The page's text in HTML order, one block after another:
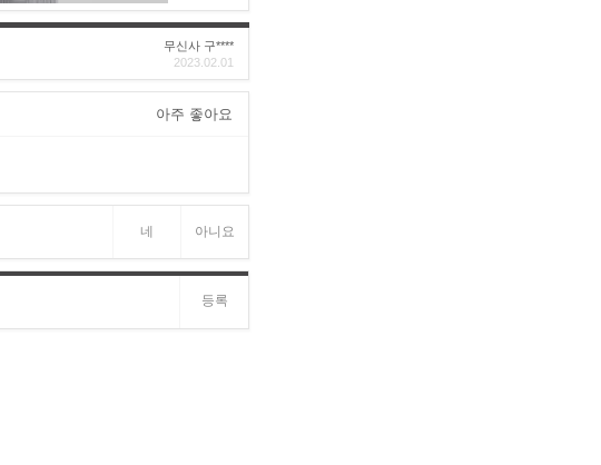
무신사 구****
2023.02.01
아주 좋아요
네 아니요
등록